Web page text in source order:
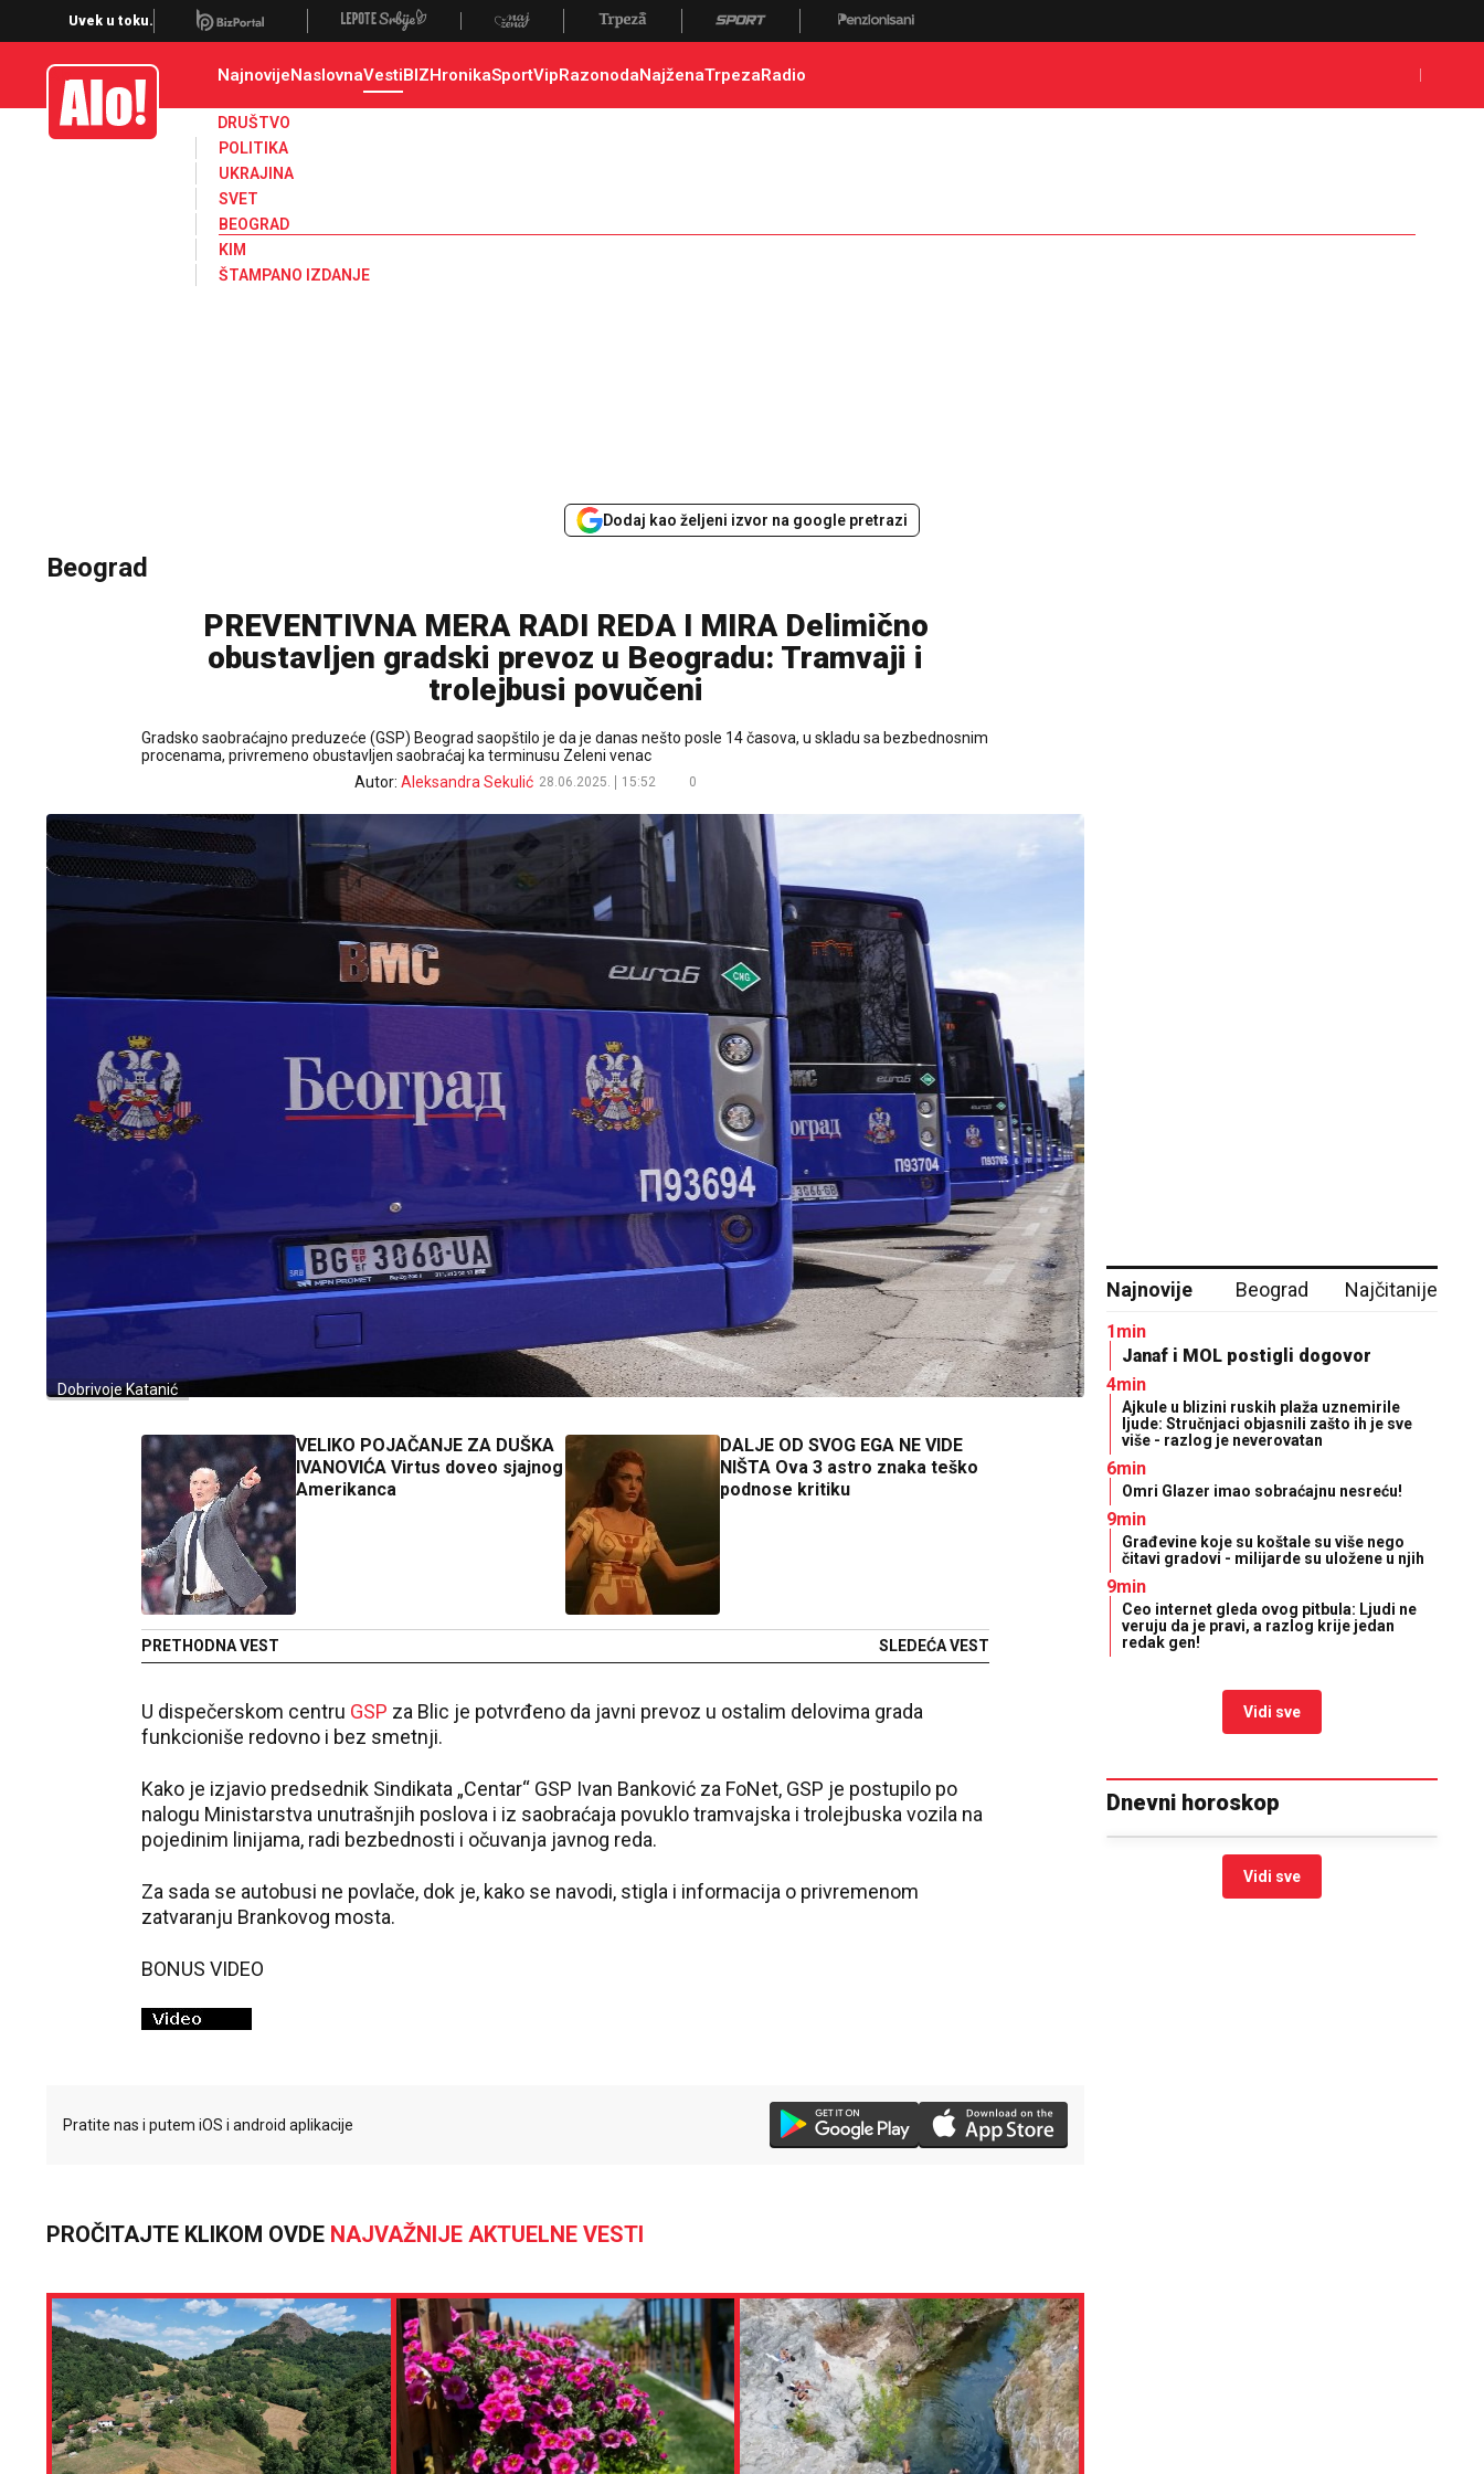
Beograd, politika, gradonacelnik, vesti, opstine
Uvek u toku.
Alo NajnovijeNaslovnaVestiBIZHronikaSportVipRazonodaNajženaTrpezaRadio
DRUŠTVO
POLITIKA
UKRAJINA
SVET
BEOGRAD
KIM
ŠTAMPANO IZDANJE
Dodaj kao željeni izvor na google pretrazi
Beograd
PREVENTIVNA MERA RADI REDA I MIRA Delimično
obustavljen gradski prevoz u Beogradu: Tramvaji i
trolejbusi povučeni
Gradsko saobraćajno preduzeće (GSP) Beograd saopštilo je da je danas nešto posle 14 časova, u skladu sa bezbednosnim
procenama, privremeno obustavljen saobraćaj ka terminusu Zeleni venac
Autor: Aleksandra Sekulić 28.06.2025. 15:52 0
Dobrivoje Katanić
VELIKO POJAČANJE ZA DUŠKA
IVANOVIĆA Virtus doveo sjajnog
Amerikanca
PRETHODNA VEST
DALJE OD SVOG EGA NE VIDE
NIŠTA Ova 3 astro znaka teško
podnose kritiku
SLEDEĆA VEST
U dispečerskom centru GSP za Blic je potvrđeno da javni prevoz u ostalim delovima grada
funkcioniše redovno i bez smetnji.
Kako je izjavio predsednik Sindikata „Centar“ GSP Ivan Banković za FoNet, GSP je postupilo po
nalogu Ministarstva unutrašnjih poslova i iz saobraćaja povuklo tramvajska i trolejbuska vozila na
pojedinim linijama, radi bezbednosti i očuvanja javnog reda.
Za sada se autobusi ne povlače, dok je, kako se navodi, stigla i informacija o privremenom
zatvaranju Brankovog mosta.
BONUS VIDEO
Pratite nas i putem iOS i android aplikacije
PROČITAJTE KLIKOM OVDE NAJVAŽNIJE AKTUELNE VESTI
Najnovije Beograd Najčitanije
1min
Janaf i MOL postigli dogovor
4min
Ajkule u blizini ruskih plaža uznemirile
ljude: Stručnjaci objasnili zašto ih je sve
više - razlog je neverovatan
6min
Omri Glazer imao sobraćajnu nesreću!
9min
Građevine koje su koštale su više nego
čitavi gradovi - milijarde su uložene u njih
9min
Ceo internet gleda ovog pitbula: Ljudi ne
veruju da je pravi, a razlog krije jedan
redak gen!
Vidi sve
Dnevni horoskop
Vidi sve